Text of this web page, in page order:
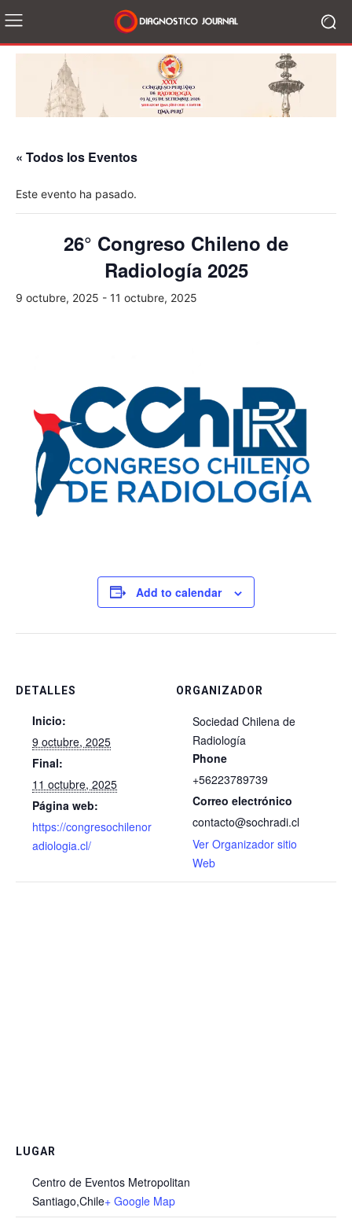
« Todos los Eventos
Este evento ha pasado.
26° Congreso Chileno de
Radiología 2025
9 octubre, 2025 - 11 octubre, 2025
Add to calendar
DETALLES
Inicio:
9 octubre, 2025
Final:
11 octubre, 2025
Página web:
https://congresochilenor
adiologia.cl/
ORGANIZADOR
Sociedad Chilena de
Radiología
Phone
+56223789739
Correo electrónico
contacto@sochradi.cl
Ver Organizador sitio
Web
LUGAR
Centro de Eventos Metropolitan
Santiago,Chile+ Google Map